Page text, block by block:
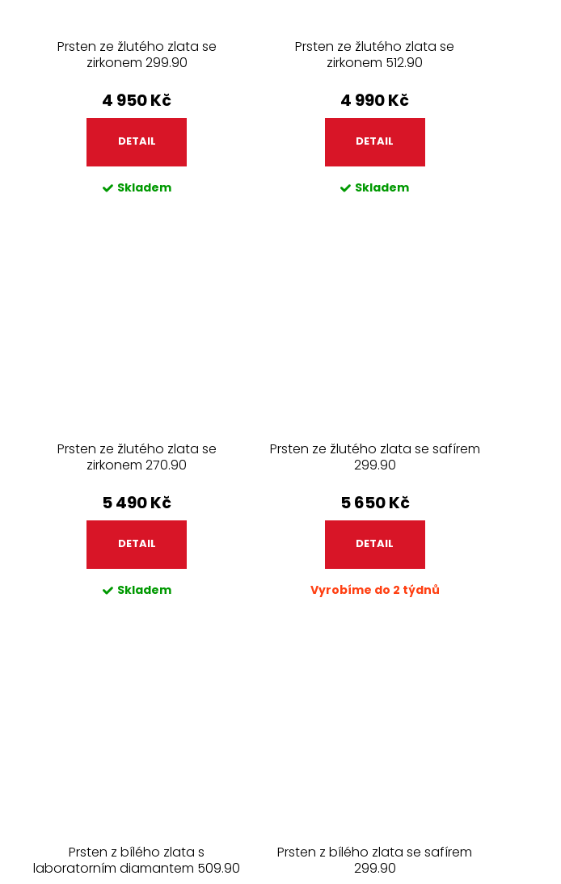
Prsten ze žlutého zlata se
zirkonem 299.90
4 950 Kč
DETAIL
Skladem
Prsten ze žlutého zlata se
zirkonem 512.90
4 990 Kč
DETAIL
Skladem
Prsten ze žlutého zlata se
zirkonem 270.90
5 490 Kč
DETAIL
Skladem
Prsten ze žlutého zlata se safírem
299.90
5 650 Kč
DETAIL
Vyrobíme do 2 týdnů
Prsten z bílého zlata s
laboratorním diamantem 509.90
Prsten z bílého zlata se safírem
299.90